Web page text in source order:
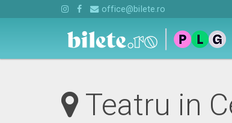
office@bilete.ro
Teatru in